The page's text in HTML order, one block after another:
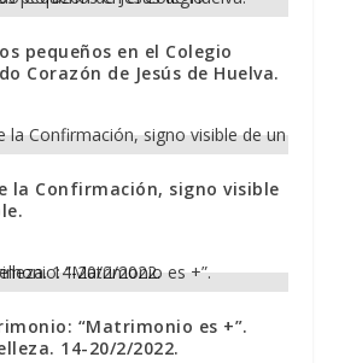
pequeños en el Colegio
Corazón de Jesús de Huelva.
la Confirmación, signo visible
“Matrimonio es +”.
14-20/2/2022.